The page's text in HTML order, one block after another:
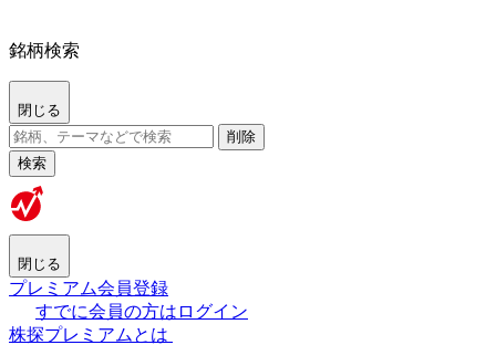
銘柄検索
閉じる
削除
検索
閉じる
プレミアム会員登録
すでに会員の方はログイン
株探プレミアムとは